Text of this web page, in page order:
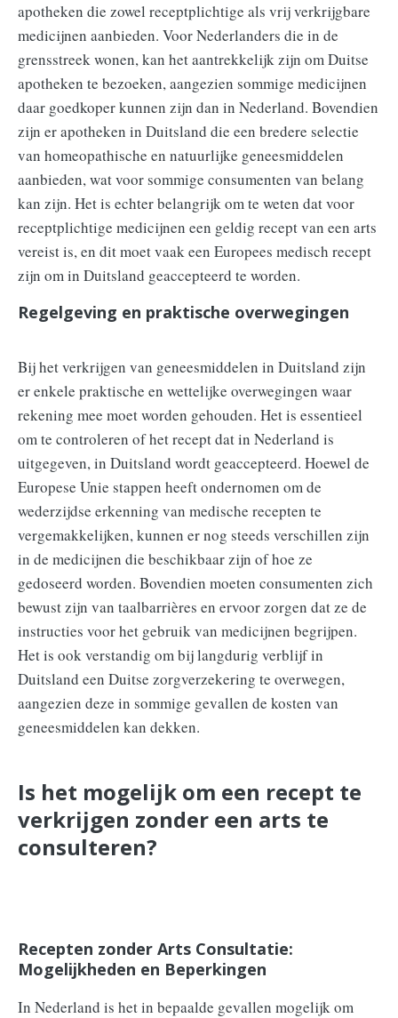
apotheken die zowel receptplichtige als vrij verkrijgbare
medicijnen aanbieden. Voor Nederlanders die in de
grensstreek wonen, kan het aantrekkelijk zijn om Duitse
apotheken te bezoeken, aangezien sommige medicijnen
daar goedkoper kunnen zijn dan in Nederland. Bovendien
zijn er apotheken in Duitsland die een bredere selectie
van homeopathische en natuurlijke geneesmiddelen
aanbieden, wat voor sommige consumenten van belang
kan zijn. Het is echter belangrijk om te weten dat voor
receptplichtige medicijnen een geldig recept van een arts
vereist is, en dit moet vaak een Europees medisch recept
zijn om in Duitsland geaccepteerd te worden.
Regelgeving en praktische overwegingen
Bij het verkrijgen van geneesmiddelen in Duitsland zijn
er enkele praktische en wettelijke overwegingen waar
rekening mee moet worden gehouden. Het is essentieel
om te controleren of het recept dat in Nederland is
uitgegeven, in Duitsland wordt geaccepteerd. Hoewel de
Europese Unie stappen heeft ondernomen om de
wederzijdse erkenning van medische recepten te
vergemakkelijken, kunnen er nog steeds verschillen zijn
in de medicijnen die beschikbaar zijn of hoe ze
gedoseerd worden. Bovendien moeten consumenten zich
bewust zijn van taalbarrières en ervoor zorgen dat ze de
instructies voor het gebruik van medicijnen begrijpen.
Het is ook verstandig om bij langdurig verblijf in
Duitsland een Duitse zorgverzekering te overwegen,
aangezien deze in sommige gevallen de kosten van
geneesmiddelen kan dekken.
Is het mogelijk om een recept te
verkrijgen zonder een arts te
consulteren?
Recepten zonder Arts Consultatie:
Mogelijkheden en Beperkingen
In Nederland is het in bepaalde gevallen mogelijk om